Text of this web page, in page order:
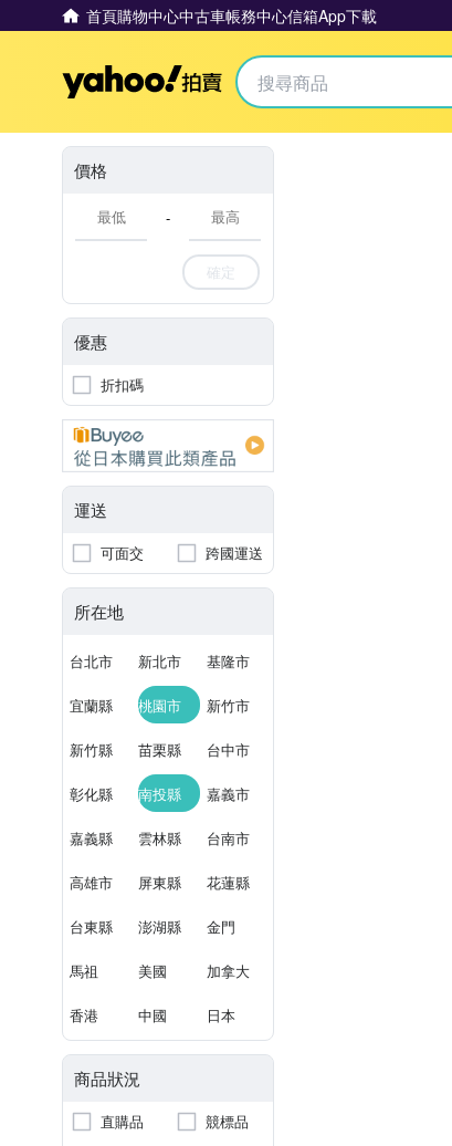
首頁購物中心中古車帳務中心信箱App下載
Yahoo拍賣
價格
-
確定
優惠
折扣碼
運送
可面交 跨國運送
所在地
台北市 新北市 基隆市
宜蘭縣 桃園市 新竹市
新竹縣 苗栗縣 台中市
彰化縣 南投縣 嘉義市
嘉義縣 雲林縣 台南市
高雄市 屏東縣 花蓮縣
台東縣 澎湖縣 金門
馬祖 美國 加拿大
香港 中國 日本
商品狀況
直購品
競標品